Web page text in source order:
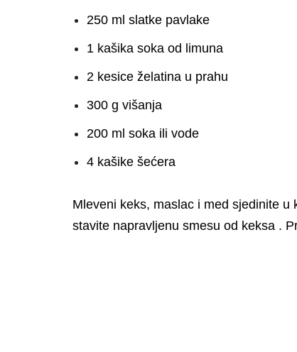
250 ml slatke pavlake
1 kašika soka od limuna
2 kesice želatina u prahu
300 g višanja
200 ml soka ili vode
4 kašike šećera
Mleveni keks, maslac i med sjedinite
stavite napravljenu smesu od keksa .